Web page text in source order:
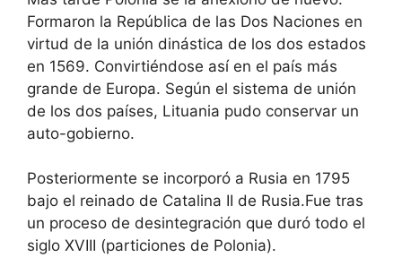
Formaron la República de las Dos Naciones en
virtud de la unión dinástica de los dos estados
en 1569. Convirtiéndose así en el país más
grande de Europa. Según el sistema de unión
de los dos países, Lituania pudo conservar un
auto-gobierno.
Posteriormente se incorporó a Rusia en 1795
bajo el reinado de Catalina II de Rusia.Fue tras
un proceso de desintegración que duró todo el
siglo XVIII (particiones de Polonia).